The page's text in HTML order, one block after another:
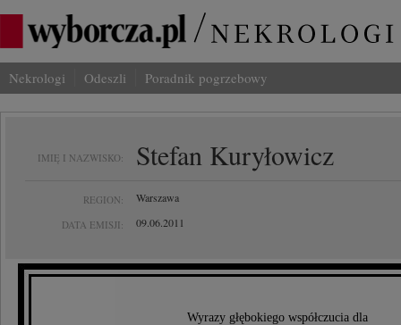
Nekrologi Odeszli Poradnik pogrzebowy
IMIĘ I NAZWISKO: Stefan Kuryłowicz
REGION: Warszawa
DATA EMISJI: 09.06.2011
Wyrazy głębokiego współczucia dla